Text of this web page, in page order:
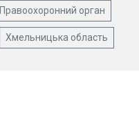
Правоохоронний орган
Хмельницька область